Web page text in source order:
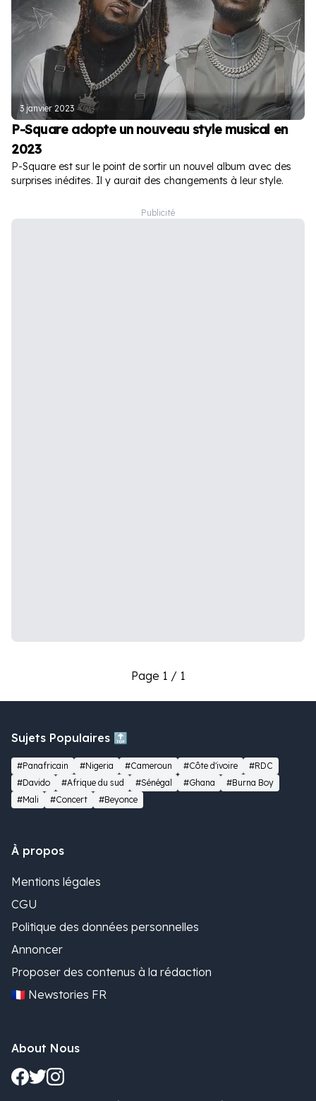
3 janvier 2023
P-Square adopte un nouveau style musical en
2023
P-Square est sur le point de sortir un nouvel album avec des
surprises inédites. Il y aurait des changements à leur style.
Page 1 / 1
Sujets Populaires 🔝
#Panafricain #Nigeria #Cameroun #Côte d'ivoire
#RDC
#Davido
#Afrique du sud #Sénégal #Ghana
#Burna Boy
#Mali
#Concert #Beyonce
À propos
Mentions légales
CGU
Politique des données personnelles
Annoncer
Proposer des contenus à la rédaction
🇫🇷 Newstories FR
About Nous